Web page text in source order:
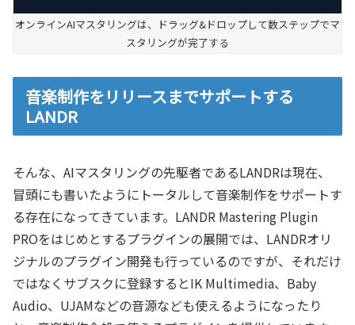
オンラインAIマスタリングは、ドラッグ&ドロップして数ステップでマ
スタリングが完了する
音楽制作をリリースまでサポートする
LANDR
そんな、AIマスタリングの先駆者であるLANDRは現在、
冒頭にも書いたようにトータルして音楽制作をサポートす
る存在になってきています。LANDR Mastering Plugin
PROをはじめとするプラグインの展開では、LANDRオリ
ジナルのプラグイン開発も行っているのですが、それだけ
ではなくサブスクに登録するとIK Multimedia、Baby
Audio、UJAMなどの音源なども使えるようになったり